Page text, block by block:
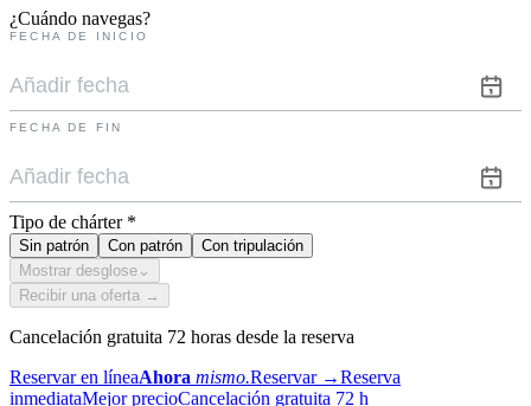
¿Cuándo navegas?
FECHA DE INICIO
FECHA DE FIN
Tipo de chárter *
Sin patrón Con patrón
Con tripulación
Mostrar desglose ⌄
Recibir una oferta →
Cancelación gratuita 72 horas desde la reserva
Reservar en líneaAhora mismo.Reservar →Reserva
inmediataMejor precioCancelación gratuita 72 h